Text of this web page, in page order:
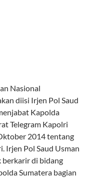
Nasional
diisi Irjen Pol Saud
Kapolda
Telegram Kapolri
2014 tentang
Irjen Pol Saud Usman
berkarir di bidang
Sumatera bagian